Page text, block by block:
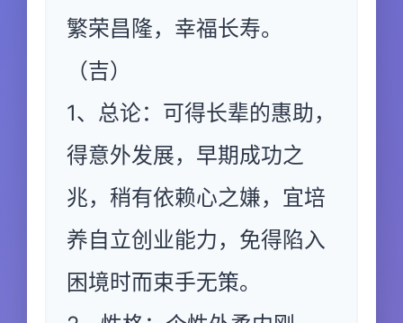
繁荣昌隆，幸福长寿。
（吉）
1、总论：可得长辈的惠助，
得意外发展，早期成功之
兆，稍有依赖心之嫌，宜培
养自立创业能力，免得陷入
困境时而束手无策。